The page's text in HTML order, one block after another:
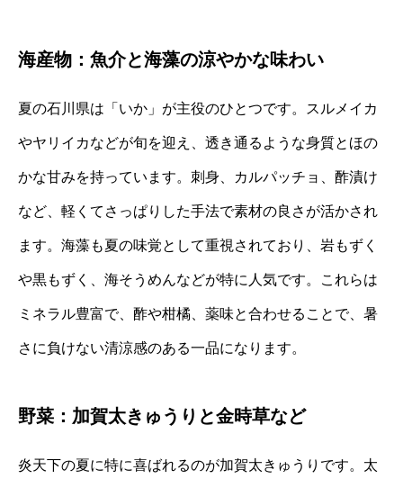
海産物：魚介と海藻の涼やかな味わい
夏の石川県は「いか」が主役のひとつです。スルメイカ
やヤリイカなどが旬を迎え、透き通るような身質とほの
かな甘みを持っています。刺身、カルパッチョ、酢漬け
など、軽くてさっぱりした手法で素材の良さが活かされ
ます。海藻も夏の味覚として重視されており、岩もずく
や黒もずく、海そうめんなどが特に人気です。これらは
ミネラル豊富で、酢や柑橘、薬味と合わせることで、暑
さに負けない清涼感のある一品になります。
野菜：加賀太きゅうりと金時草など
炎天下の夏に特に喜ばれるのが加賀太きゅうりです。太